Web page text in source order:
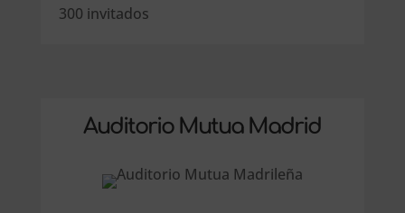
300 invitados
Auditorio Mutua Madrid